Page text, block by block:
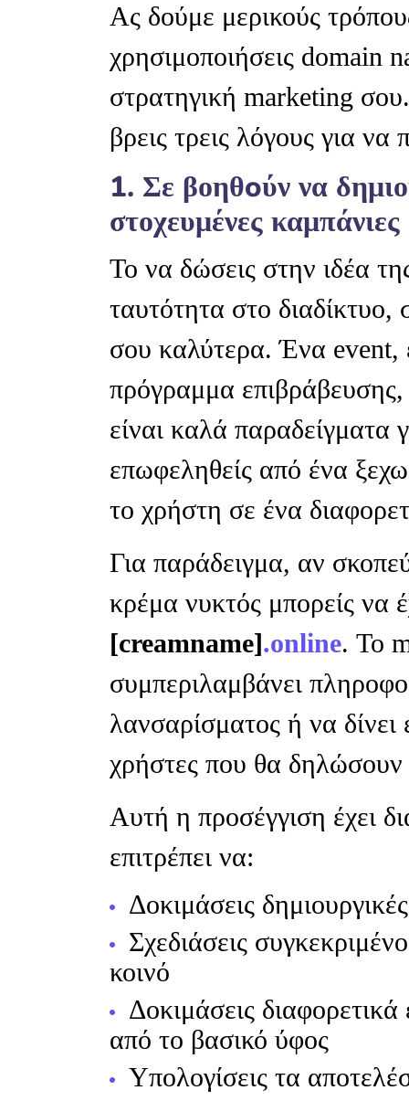
Ας δούμε μερικούς
χρησιμοποιήσεις domain
στρατηγική marketing
βρεις τρεις λόγους για
1. Σε βοηθoύν να
στοχευμένες καμπάνιες
Το να δώσεις στην ιδέα
ταυτότητα στο διαδίκτυο,
σου καλύτερα. Ένα event,
πρόγραμμα
είναι καλά παραδείγματα
επωφεληθείς από ένα
το χρήστη σε ένα
Για παράδειγμα, αν
κρέμα νυκτός μπορείς να
[creamname].online. Το
συμπεριλαμβάνει
λανσαρίσματος ή να
χρήστες που θα
Αυτή η προσέγγιση έχει
επιτρέπει να:
Δοκιμάσεις
Σχεδιάσεις
κοινό
Δοκιμάσεις
από το βασικό ύφος
Υπολογίσεις τα